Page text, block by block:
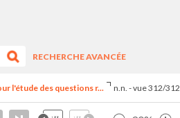
RECHERCHE AVANCÉE
l'étude des questions r... n.n. - vue 312/312